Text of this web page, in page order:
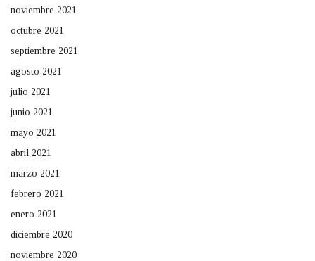
noviembre 2021
octubre 2021
septiembre 2021
agosto 2021
julio 2021
junio 2021
mayo 2021
abril 2021
marzo 2021
febrero 2021
enero 2021
diciembre 2020
noviembre 2020